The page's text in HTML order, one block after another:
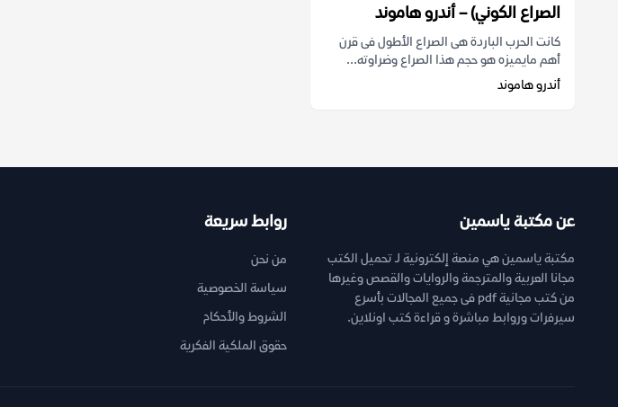
الصراع الكوني) – أندرو هاموند
كانت الحرب الباردة هى الصراع الأطول فى قرن
أهم مايميزه هو حجم هذا الصراع وضراوته...
أندرو هاموند
عن مكتبة ياسمين
مكتبة ياسمين هي منصة إلكترونية لـ تحميل الكتب
مجانا العربية والمترجمة والروايات والقصص وغيرها
من كتب مجانية pdf فى جميع المجالات بأسرع
سيرفرات وروابط مباشرة و قراءة كتب اونلاين.
روابط سريعة
من نحن
سياسة الخصوصية
الشروط والأحكام
حقوق الملكية الفكرية